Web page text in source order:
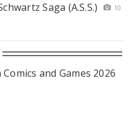
Saga (A.S.S.)
10
and Games 2026